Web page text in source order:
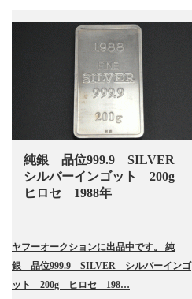
純銀 品位999.9 SILVER
シルバーインゴット 200g
ヒロセ 1988年
ヤフーオークションに出品中です。 純
銀 品位999.9 SILVER シルバーインゴ
ット 200g ヒロセ 198…